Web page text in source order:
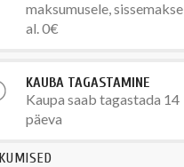
maksumusele, sissemakse
al. 0€
KAUBA TAGASTAMINE
Kaupa saab tagastada 14
päeva